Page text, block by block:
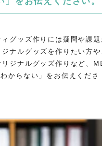
グッズ作りには疑問や課
ナルグッズを作りたい方
ジナルグッズ作りなど、
からない」をお伝えくださ